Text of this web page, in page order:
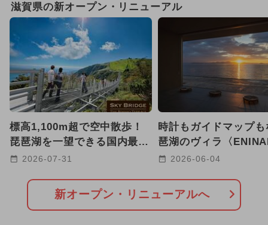
GW(ゴールデンウィーク)
2026年2月のイベント
2026年1月のイベント
2026年7月のイベント
2024年7月のイベント
2024年12月のイベント 日帰り
2026年6月のイベント
滋賀県の新オープン・リニューアル
標高1,100m超で空中散歩！
琵琶湖を一望できる国内最長
220mの絶景吊り橋が開通
2026-07-31
時計もガイドマップ
琶湖のヴィラ〈
が滋賀・大津市に
2026-06-04
新オープン・リニューアルへ